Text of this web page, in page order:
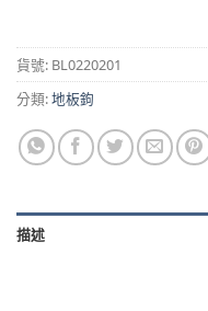
貨號: BL0220201
分類:地板鉤
描述